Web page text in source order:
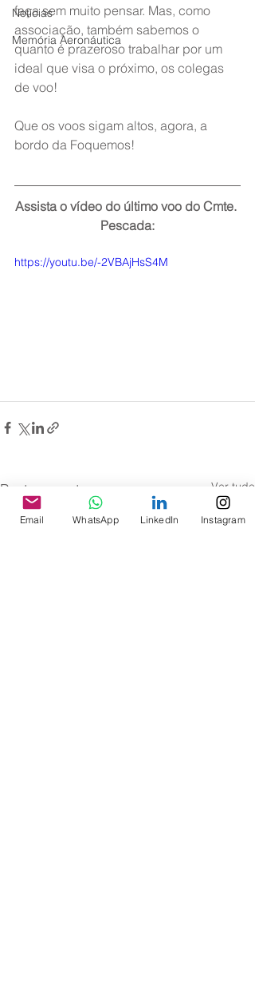
Notícias
Memória Aeronáutica
faça sem muito pensar. Mas, como
associação, também sabemos o
quanto é prazeroso trabalhar por um
ideal que visa o próximo, os colegas
de voo!
Que os voos sigam altos, agora, a
bordo da Foquemos!
Assista o vídeo do último voo do Cmte.
Pescada:
https://youtu.be/-2VBAjHsS4M
Posts recentes Ver tudo
Email WhatsApp LinkedIn Instagram